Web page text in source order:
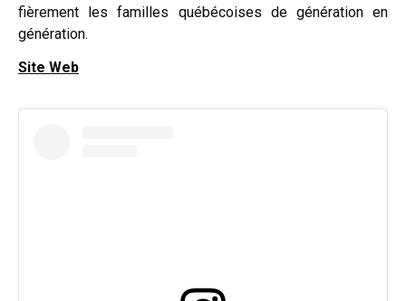
fièrement les familles québécoises de génération en
génération.
Site Web